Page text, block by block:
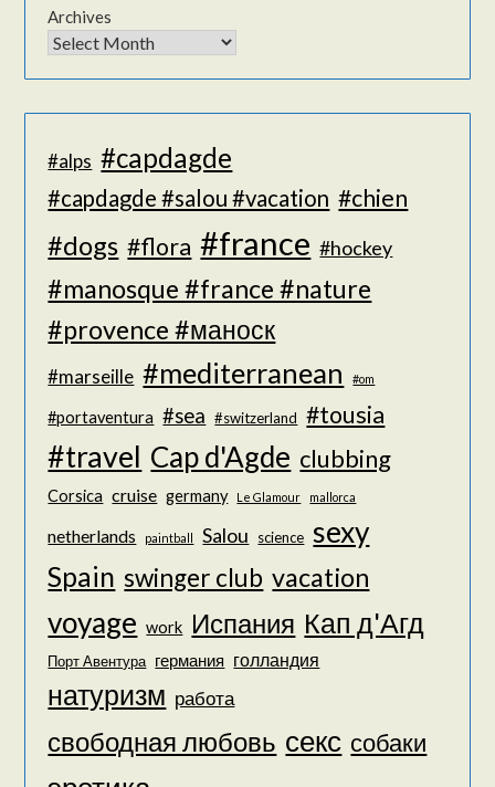
Archives
#alps #capdagde
#capdagde #salou #vacation #chien
#dogs #flora #france #hockey
#manosque #france #nature
#provence #маноск
#marseille #mediterranean #om
#portaventura #sea #switzerland #tousia
#travel Cap d'Agde clubbing
Corsica cruise germany Le Glamour mallorca
netherlands paintball Salou science sexy
Spain swinger club vacation
voyage work Испания Кап д'Агд
Порт Авентура германия голландия
натуризм работа
свободная любовь секс собаки